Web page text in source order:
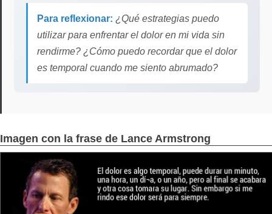
Para reflexionar: ¿Qué estrategias puedo
utilizar para enfrentar el dolor en mi vida sin
rendirme? ¿Cómo puedo recordar que el dolor
es temporal cuando me siento abrumado?
Imagen con la frase de Lance Armstrong